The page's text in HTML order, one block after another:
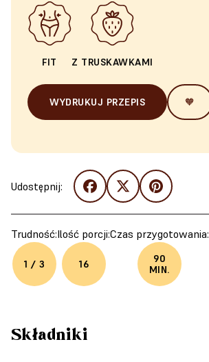
FIT Z TRUSKAWKAMI
WYDRUKUJ PRZEPIS 🧡
Udostępnij:
Trudność:
1 / 3
Ilość porcji:
16
Czas przygotowania:
90
MIN.
Składniki